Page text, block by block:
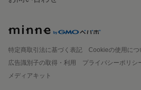
特定商取引法に基づく表記
Cookieの使用につ
広告識別子の取得・利用
プライバシーポリシ
メディアキット